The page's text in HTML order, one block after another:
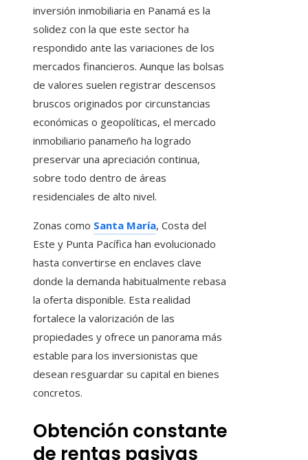
inversión inmobiliaria en Panamá es la
solidez con la que este sector ha
respondido ante las variaciones de los
mercados financieros. Aunque las bolsas
de valores suelen registrar descensos
bruscos originados por circunstancias
económicas o geopolíticas, el mercado
inmobiliario panameño ha logrado
preservar una apreciación continua,
sobre todo dentro de áreas
residenciales de alto nivel.
Zonas como Santa María, Costa del
Este y Punta Pacífica han evolucionado
hasta convertirse en enclaves clave
donde la demanda habitualmente rebasa
la oferta disponible. Esta realidad
fortalece la valorización de las
propiedades y ofrece un panorama más
estable para los inversionistas que
desean resguardar su capital en bienes
concretos.
Obtención constante
de rentas pasivas